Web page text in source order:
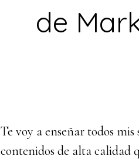
de
Te voy a enseñar todos
contenidos de alta calidad